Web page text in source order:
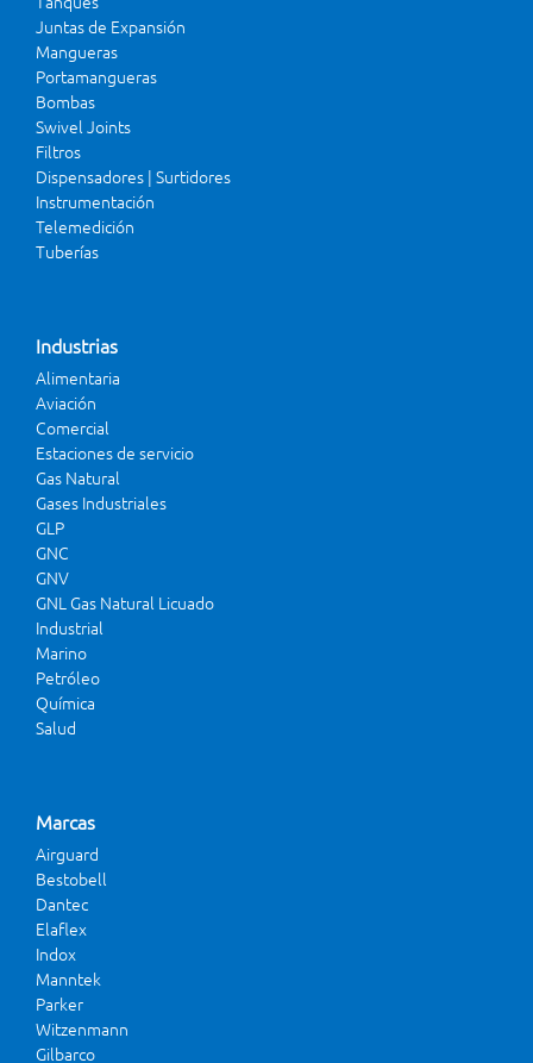
Juntas de Expansión
Mangueras
Portamangueras
Bombas
Swivel Joints
Filtros
Dispensadores | Surtidores
Instrumentación
Telemedición
Tuberías
Industrias
Alimentaria
Aviación
Comercial
Estaciones de servicio
Gas Natural
Gases Industriales
GLP
GNC
GNV
GNL Gas Natural Licuado
Industrial
Marino
Petróleo
Química
Salud
Marcas
Airguard
Bestobell
Dantec
Elaflex
Indox
Manntek
Parker
Witzenmann
Gilbarco